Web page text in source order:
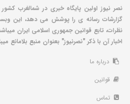
نصر نیوز اولین پایگاه خبری در شمالغرب
گزارشات رسانه ی را پوشش می دهد، این
نظرات، تابع قوانین جمهوری اسلامی ایران
اخبار آن با ذکر "نصرنیوز" بعنوان منبع بلامانع
درباره ما
قوانین
تماس